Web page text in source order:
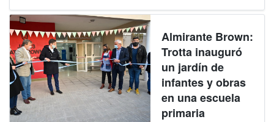
Almirante Brown:
Trotta inauguró
un jardín de
infantes y obras
en una escuela
primaria